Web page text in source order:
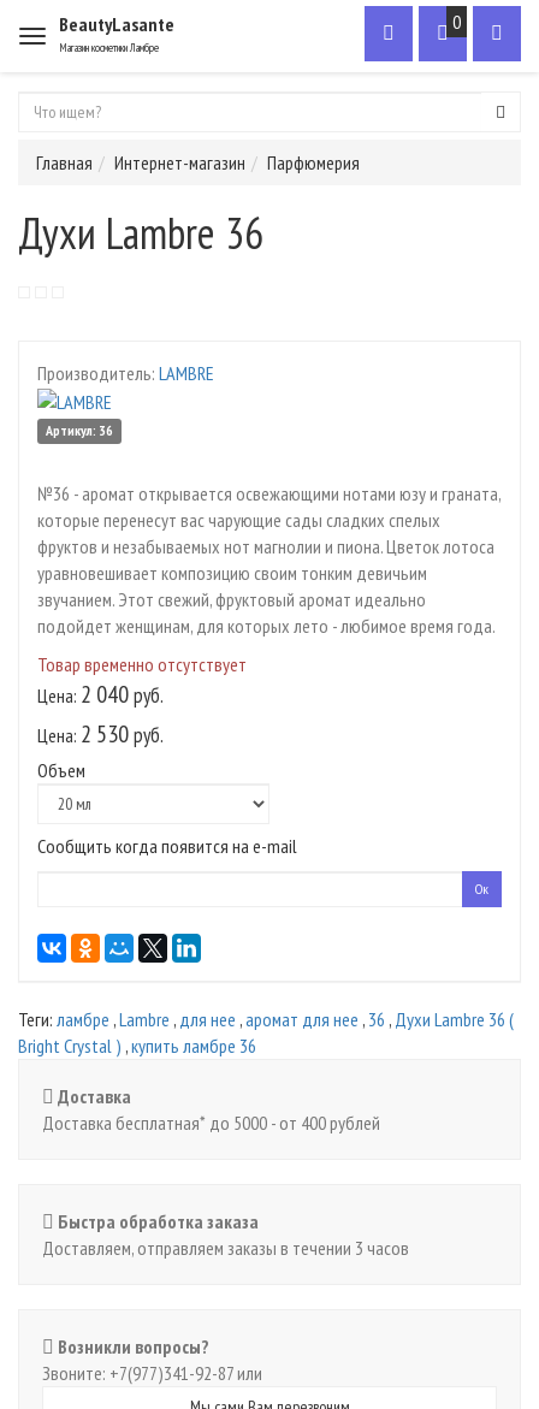
Меню
BeautyLasante
Магазин косметики Ламбре
0
Главная Интернет-магазин Парфюмерия
Духи Lambre 36
Новинка
Производитель: LAMBRE
Артикул: 36
№36 - аромат открывается освежающими нотами юзу и граната,
которые перенесут вас чарующие сады сладких спелых
фруктов и незабываемых нот магнолии и пиона. Цветок лотоса
уравновешивает композицию своим тонким девичьим
звучанием. Этот свежий, фруктовый аромат идеально
подойдет женщинам, для которых лето - любимое время года.
Товар временно отсутствует
Цена: 2 040руб.
Цена: 2 530руб.
Объем
Сообщить когда появится на e-mail
Теги: ламбре ,Lambre , для нее ,аромат для нее , 36 , Духи Lambre 36 (
Bright Crystal ) ,купить ламбре 36
Доставка
Доставка бесплатная* до 5000 - от 400 рублей
Быстра обработка заказа
Доставляем, отправляем заказы в течении 3 часов
Возникли вопросы?
Звоните: +7(977)341-92-87 или